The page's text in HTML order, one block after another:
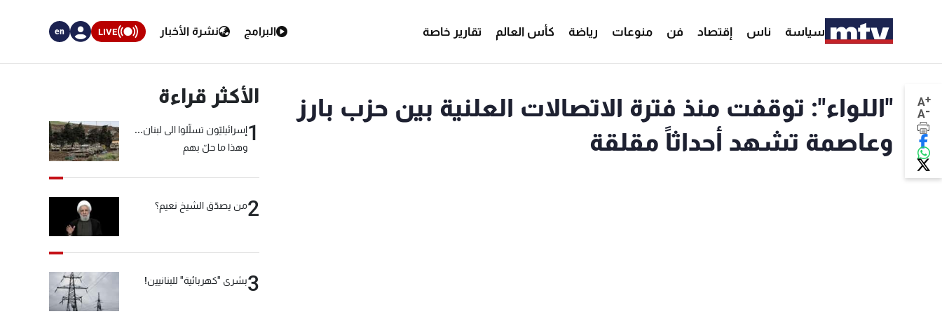
سياسة ناس إقتصاد فن منوعات رياضة كأس العالم تقارير خاصة البرامج نشرة الأخبار LIVE
en
A+
A-
"اللواء": توقفت منذ فترة الاتصالات العلنية بين حزب بارز
وعاصمة تشهد أحداثاً مقلقة
الأكثر قراءة
1إسرائيليّون تسلّلوا الى لبنان...
وهذا ما حلّ بهم
2من يصدّق الشيخ نعيم؟
3بشرى "كهربائية" للبنانيين!